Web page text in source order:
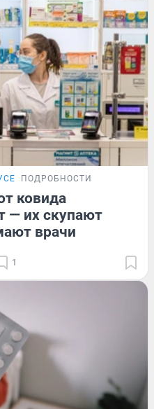
ПОДРОБНОСТИ
ковида
— их скупают
врачи
1